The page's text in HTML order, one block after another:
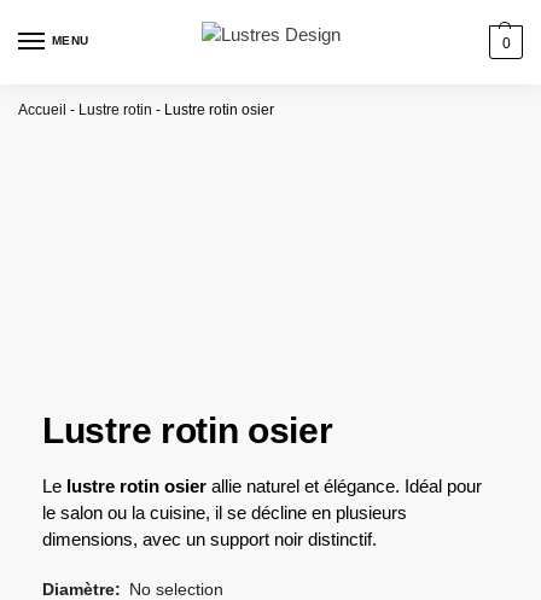
MENU 0
Accueil - Lustre rotin - Lustre rotin osier
Lustre rotin osier
Le lustre rotin osier allie naturel et élégance. Idéal pour
le salon ou la cuisine, il se décline en plusieurs
dimensions, avec un support noir distinctif.
Diamètre: No selection